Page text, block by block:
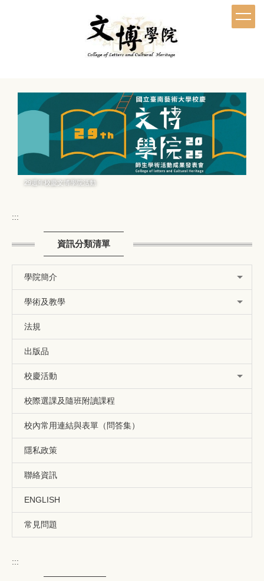
29週年校慶文博學院活動
:::
資訊分類清單
學院簡介
學術及教學
法規
出版品
校慶活動
校際選課及隨班附讀課程
校內常用連結與表單（問答集）
隱私政策
聯絡資訊
ENGLISH
常見問題
:::